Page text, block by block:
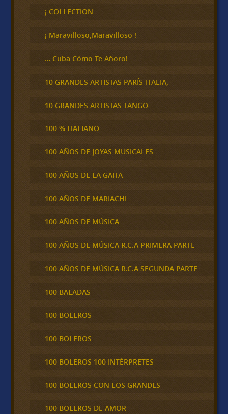
c
a
¡ COLLECTION
¡ Maravilloso,Maravilloso !
… Cuba Cómo Te Añoro!
10 GRANDES ARTISTAS PARÍS-ITALIA,
10 GRANDES ARTISTAS TANGO
100 % ITALIANO
100 AÑOS DE JOYAS MUSICALES
100 AÑOS DE LA GAITA
100 AÑOS DE MARIACHI
100 AÑOS DE MÚSICA
100 AÑOS DE MÚSICA R.C.A PRIMERA PARTE
100 AÑOS DE MÚSICA R.C.A SEGUNDA PARTE
100 BALADAS
100 BOLEROS
100 BOLEROS
100 BOLEROS 100 INTÉRPRETES
100 BOLEROS CON LOS GRANDES
100 BOLEROS DE AMOR